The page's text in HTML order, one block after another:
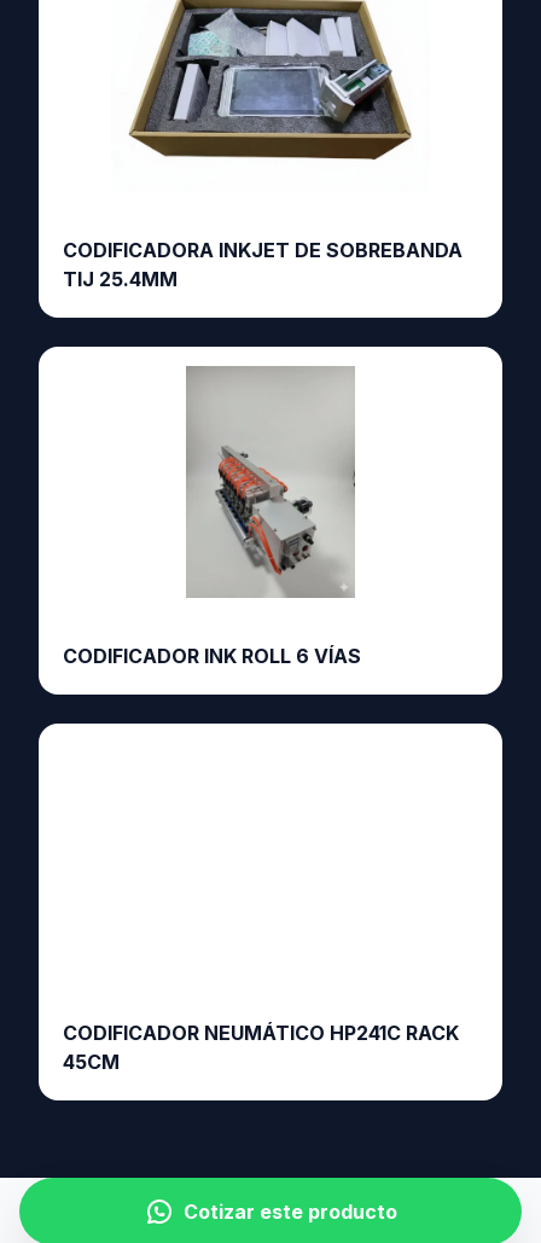
CODIFICADORA INKJET DE SOBREBANDA
TIJ 25.4MM
CODIFICADOR INK ROLL 6 VÍAS
CODIFICADOR NEUMÁTICO HP241C RACK
45CM
Cotizar este producto